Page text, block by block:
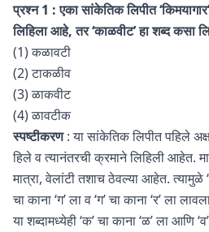
प्रश्न 1 : एका सांकेतिक लिपीत
लिहिला आहे, तर ‘काळवीट’ हा शब्द कसा
(1) कळावटी
(2) टाकळीव
(3) ळाकवीट
(4) ळावटीक
स्पष्टीकरण: या सांकेतिक लिपीत पहिले
हिले व त्यानंतरची क्रमाने लिहिली आहेत.
मात्रा, वेलांटी तशाच ठेवल्या आहेत. त्यामुळे
चा काना ‘ग’ ला व ‘ग’ चा काना ‘र’ ला
या शब्दामध्येही ‘क’ चा काना ‘ळ’ ला आणि